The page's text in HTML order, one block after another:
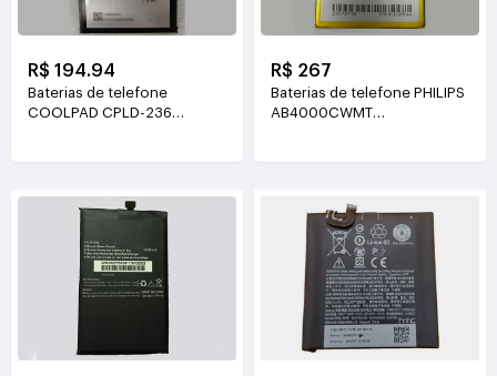
R$ 194.94
Baterias de telefone
COOLPAD CPLD-236
R$ 267
Baterias de telefone PHILIPS
AB4000CWMT